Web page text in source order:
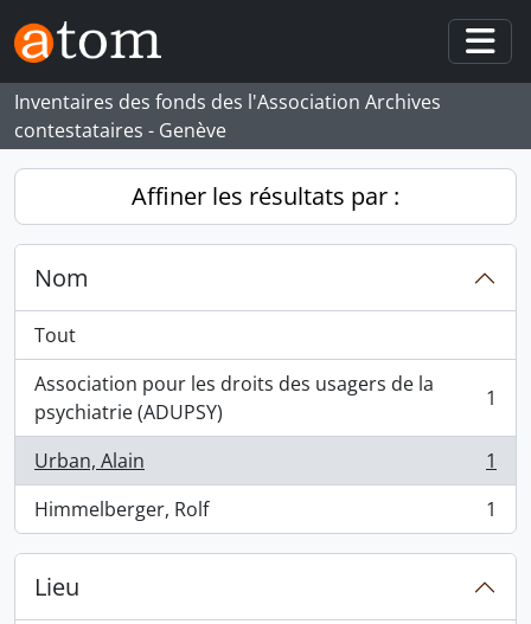
Skip to main content
Inventaires des fonds des l'Association Archives
contestataires - Genève
Affiner les résultats par :
Nom
Tout
Association pour les droits des usagers de la
psychiatrie (ADUPSY)
, 1 résultats 1
Urban, Alain
, 1 résultats
1
Himmelberger, Rolf
, 1 résultats 1
Lieu